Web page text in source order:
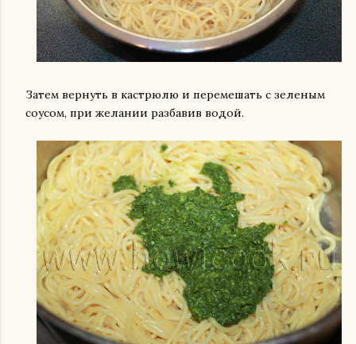
Затем вернуть в кастрюлю и перемешать с зеленым
соусом, при желании разбавив водой.